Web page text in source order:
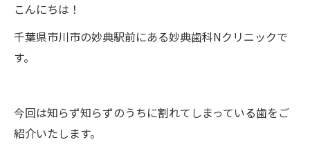
こんにちは！
千葉県市川市の妙典駅前にある妙典歯科Nクリニックで
す。
今回は知らず知らずのうちに割れてしまっている歯をご
紹介いたします。